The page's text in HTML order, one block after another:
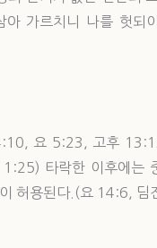
아 가르치니 나를 헛되
요 5:23, 고후
타락한 이후에는
이 허용된다.(요 14:6,